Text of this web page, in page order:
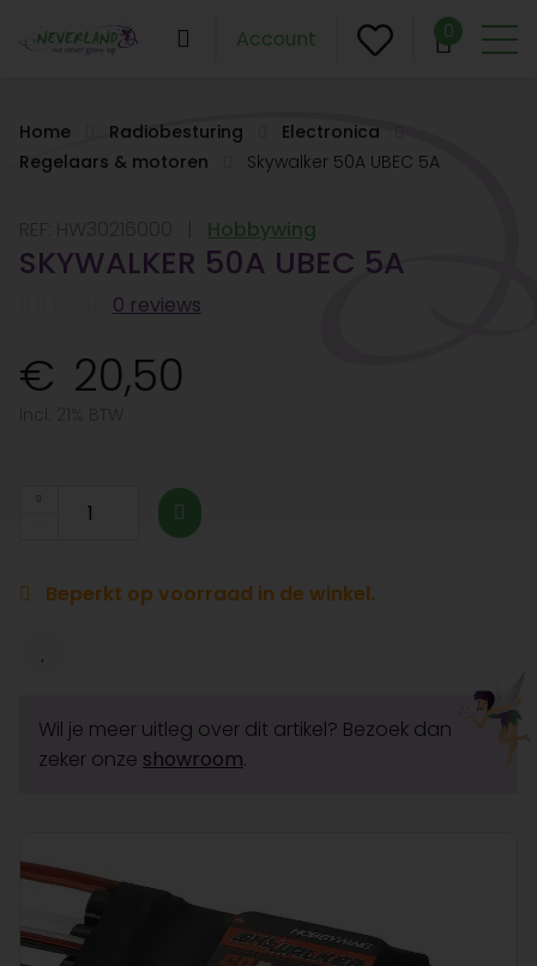
Account 0
Home Radiobesturing
Electronica
Regelaars & motoren
Skywalker 50A UBEC 5A
Hobbywing
SKYWALKER 50A UBEC 5A
0 reviews
20,50
Beperkt op voorraad in de winkel.
Wil je meer uitleg over dit artikel? Bezoek dan
zeker onze showroom.